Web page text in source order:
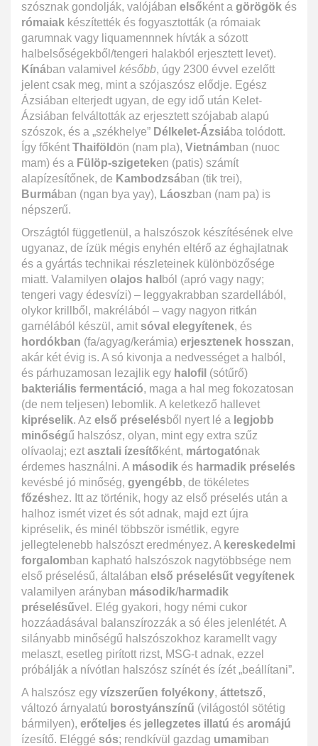
szósznak gondolják, valójában elsőként a görögök és
rómaiak készítették és fogyasztották (a rómaiak
garumnak vagy liquamennnek hívták a sózott
halbelsőségekből/tengeri halakból erjesztett levet).
Kínában valamivel később, úgy 2300 évvel ezelőtt
jelent csak meg, mint a szójaszósz elődje. Egész
Ázsiában elterjedt ugyan, de egy idő után Kelet-
Ázsiában felváltották az erjesztett szójabab alapú
szószok, és a „székhelye” Délkelet-Ázsiába tolódott.
Így főként Thaiföldön (nam pla), Vietnámban (nuoc
mam) és a Fülöp-szigeteken (patis) számít
alapízesítőnek, de Kambodzsában (tik trei),
Burmában (ngan bya yay), Láoszban (nam pa) is
népszerű.
Országtól függetlenül, a halszószok készítésének elve
ugyanaz, de ízük mégis enyhén eltérő az éghajlatnak
és a gyártás technikai részleteinek különbözősége
miatt. Valamilyen olajos hal ból (apró vagy nagy;
tengeri vagy édesvízi) – leggyakrabban szardellából,
olykor krillből, makrélából – vagy nagyon ritkán
garnélából készül, amit sóval elegyítenek, és
hordókban (fa/agyag/kerámia) erjesztenek hosszan,
akár két évig is. A só kivonja a nedvességet a halból,
és párhuzamosan lezajlik egy halofil (sótűrő)
bakteriális fermentáció, maga a hal meg fokozatosan
(de nem teljesen) lebomlik. A keletkező hallevet
kipréselik. Az első préselésből nyert lé a legjobb
minőségű halszósz, olyan, mint egy extra szűz
olívaolaj; ezt asztali ízesítőként, mártogatónak
érdemes használni. A második és harmadik préselés
kevésbé jó minőség, gyengébb, de tökéletes
főzéshez. Itt az történik, hogy az első préselés után a
halhoz ismét vizet és sót adnak, majd ezt újra
kipréselik, és minél többször ismétlik, egyre
jellegtelenebb halszószt eredményez. A kereskedelmi
forgalomban kapható halszószok nagytöbbsége nem
első préselésű, általában első préselésűt vegyítenek
valamilyen arányban második/harmadik
préselésűvel. Elég gyakori, hogy némi cukor
hozzáadásával balanszírozzák a só éles jelenlétét. A
silányabb minőségű halszószokhoz karamellt vagy
melaszt, esetleg pirított rizst, MSG-t adnak, ezzel
próbálják a nívótlan halszósz színét és ízét „beállítani”.
A halszósz egy vízszerűen folyékony, áttetsző,
változó árnyalatú borostyánszínű (világostól sötétig
bármilyen), erőteljes és jellegzetes illatú és aromájú
ízesítő. Eléggé sós; rendkívül gazdag umamiban